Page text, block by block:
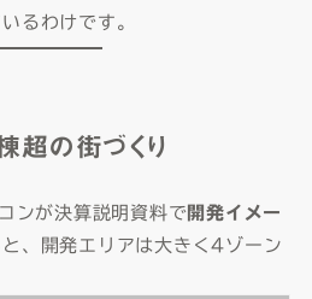
るわけです。
超の街づくり
ンが決算説明資料で 開発イメー
、開発エリアは大きく4ゾーン